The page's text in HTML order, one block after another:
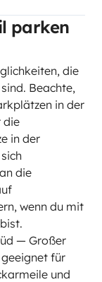
parken
die
Beachte,
in der
die
in der
die
wenn du mit
— Großer
für
und